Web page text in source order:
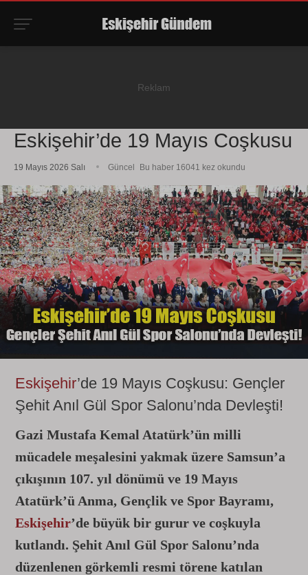
Eskişehir’de 19 Mayıs Coşkusu
19 Mayıs 2026 Salı Güncel Bu haber 16041 kez okundu
Eskişehir’de 19 Mayıs Coşkusu: Gençler
Şehit Anıl Gül Spor Salonu’nda Devleşti!
Gazi Mustafa Kemal Atatürk’ün milli
mücadele meşalesini yakmak üzere Samsun’a
çıkışının 107. yıl dönümü ve 19 Mayıs
Atatürk’ü Anma, Gençlik ve Spor Bayramı,
Eskişehir’de büyük bir gurur ve coşkuyla
kutlandı. Şehit Anıl Gül Spor Salonu’nda
düzenlenen görkemli resmi törene katılan